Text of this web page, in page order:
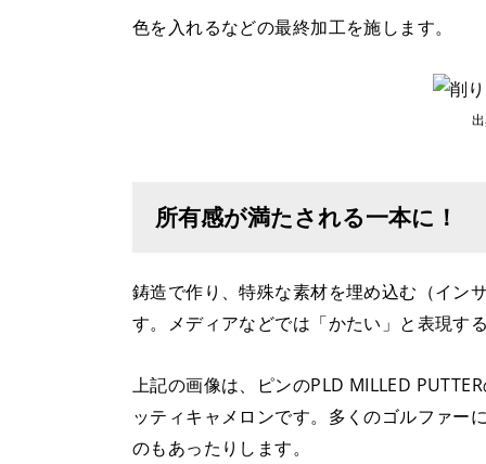
色を入れるなどの最終加工を施します。
所有感が満たされる一本に！
鋳造で作り、特殊な素材を埋め込む（イン
す。メディアなどでは「かたい」と表現す
上記の画像は、ピンのPLD MILLED
ッティキャメロンです。多くのゴルファー
のもあったりします。